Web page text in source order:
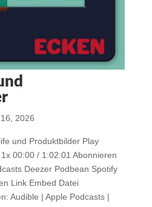
2026
und Produktbilder Play
00:00 / 1:02:01 Abonnieren
Deezer Podbean Spotify
Link Embed Datei
Audible | Apple Podcasts |